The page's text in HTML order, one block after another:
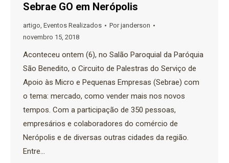
Sebrae GO em Nerópolis
artigo, Eventos Realizados Porjanderson
novembro 15, 2018
Aconteceu ontem (6), no Salão Paroquial da Paróquia
São Benedito, o Circuito de Palestras do Serviço de
Apoio às Micro e Pequenas Empresas (Sebrae) com
o tema: mercado, como vender mais nos novos
tempos. Com a participação de 350 pessoas,
empresários e colaboradores do comércio de
Nerópolis e de diversas outras cidades da região.
Entre…